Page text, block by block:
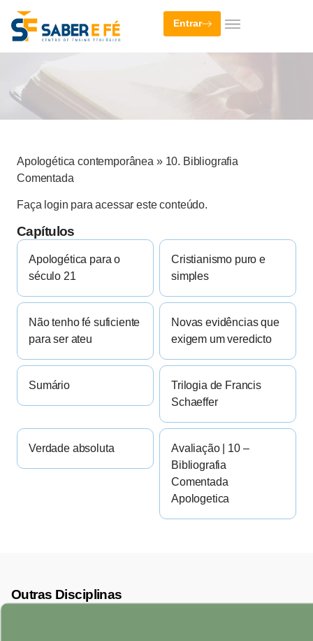
Entrar
Apologética contemporânea » 10. Bibliografia
Comentada
Faça login para acessar este conteúdo.
Capítulos
Apologética para o
século 21
Cristianismo puro e
simples
Não tenho fé suficiente
para ser ateu
Novas evidências que
exigem um veredicto
Sumário
Trilogia de Francis
Schaeffer
Verdade absoluta
Avaliação | 10 –
Bibliografia
Comentada
Apologetica
Outras Disciplinas